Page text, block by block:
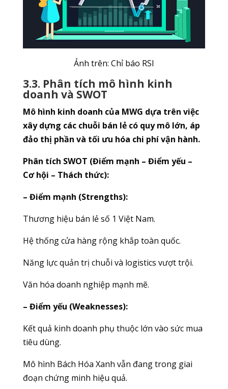
Ảnh trên: Chỉ báo RSI
3.3. Phân tích mô hình kinh
doanh và SWOT
Mô hình kinh doanh của MWG dựa trên việc
xây dựng các chuỗi bán lẻ có quy mô lớn, áp
đảo thị phần và tối ưu hóa chi phí vận hành.
Phân tích SWOT (Điểm mạnh – Điểm yếu –
Cơ hội – Thách thức):
– Điểm mạnh (Strengths):
Thương hiệu bán lẻ số 1 Việt Nam.
Hệ thống cửa hàng rộng khắp toàn quốc.
Năng lực quản trị chuỗi và logistics vượt trội.
Văn hóa doanh nghiệp mạnh mẽ.
– Điểm yếu (Weaknesses):
Kết quả kinh doanh phụ thuộc lớn vào sức mua
tiêu dùng.
Mô hình Bách Hóa Xanh vẫn đang trong giai
đoạn chứng minh hiệu quả.